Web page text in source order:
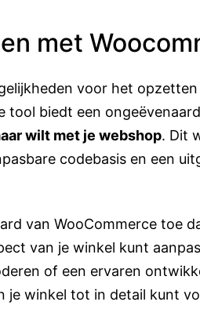
met
voor het opzetten
tool biedt een
wilt met je webshop. Dit
codebasis en een
van WooCommerce toe
van je winkel kunt
of een ervaren
je winkel tot in detail kunt